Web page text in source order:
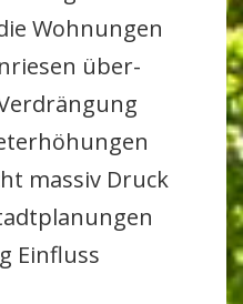
Woh­nungen
über­
massiv Druck
Ein­fluss